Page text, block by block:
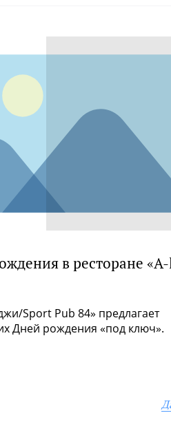
в ресторане
Sport Pub 84» предлагает
Дней рождения «под ключ».